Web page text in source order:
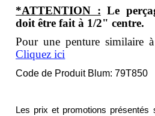
*ATTENTION : Le
doit être fait à 1/2" centre.
Pour une penture similaire
Cliquez ici
Code de Produit Blum: 79T850
Les prix et promotions